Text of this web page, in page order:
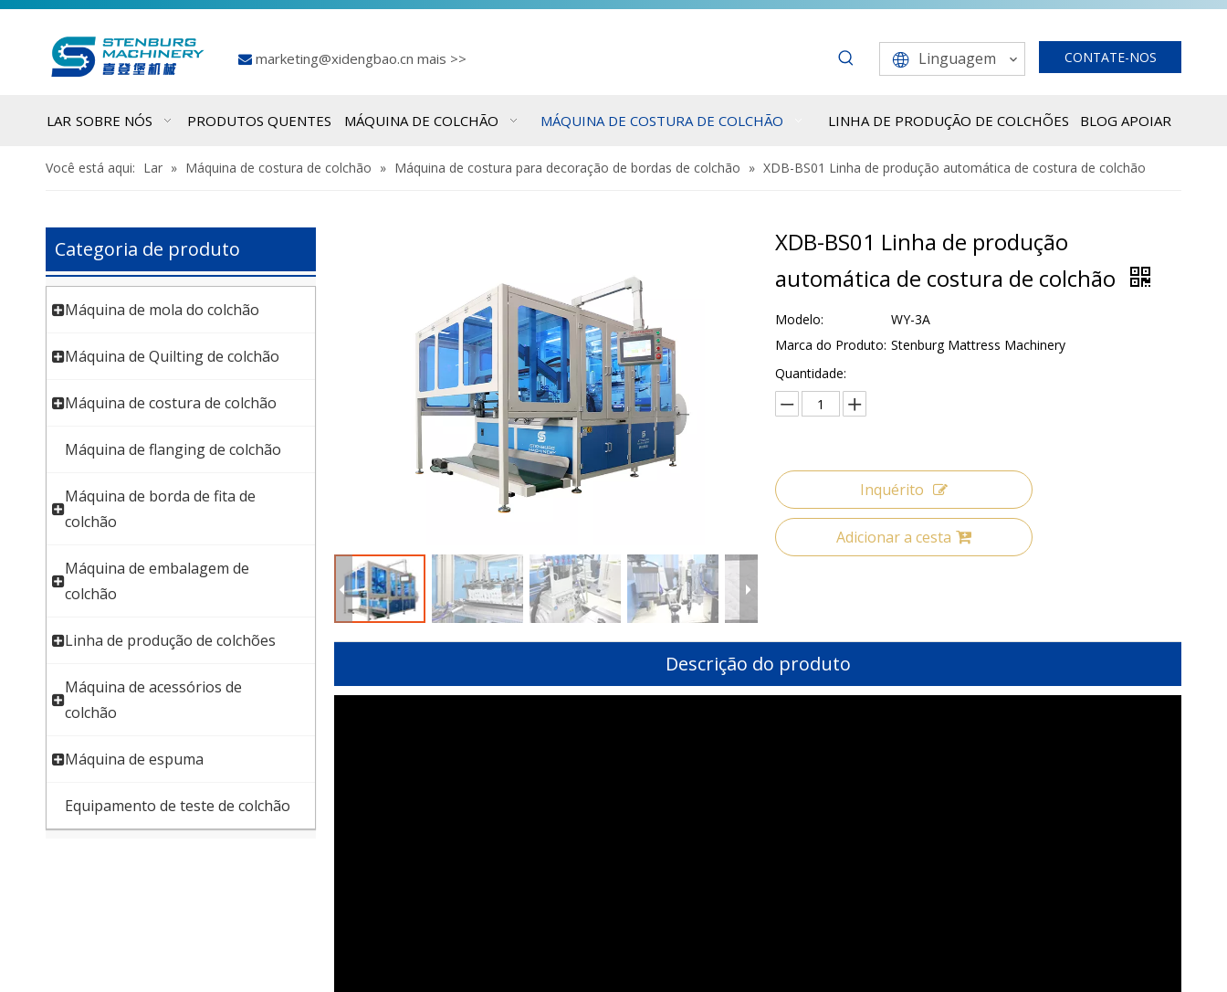
 marketing@xidengbao.cn mais >> Linguagem CONTATE-NOS
LAR SOBRE NÓS PRODUTOS QUENTES MÁQUINA DE COLCHÃO MÁQUINA DE COSTURA DE COLCHÃO LINHA DE PRODUÇÃO DE COLCHÕES BLOG APOIAR
Você está aqui: Lar » Máquina de costura de colchão » Máquina de costura para decoração de bordas de colchão » XDB-BS01 Linha de produção automática de costura de colchão
Categoria de produto
Máquina de mola do colchão
Máquina de Quilting de colchão
Máquina de costura de colchão
Máquina de flanging de colchão
Máquina de borda de fita de
colchão
Máquina de embalagem de
colchão
Linha de produção de colchões
Máquina de acessórios de
colchão
Máquina de espuma
Equipamento de teste de colchão
XDB-BS01 Linha de produção
automática de costura de colchão
Modelo:
WY-3A
Marca do Produto: Stenburg Mattress Machinery
Quantidade:
Inquérito
Adicionar a cesta
Descrição do produto